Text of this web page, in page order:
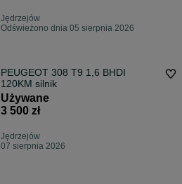
Jędrzejów
Odświeżono dnia 05 sierpnia 2026
PEUGEOT 308 T9 1,6 BHDI
120KM silnik
Używane
3 500 zł
Jędrzejów
07 sierpnia 2026